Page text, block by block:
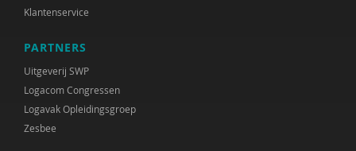
Klantenservice
PARTNERS
Uitgeverij SWP
Logacom Congressen
Logavak Opleidingsgroep
Zesbee